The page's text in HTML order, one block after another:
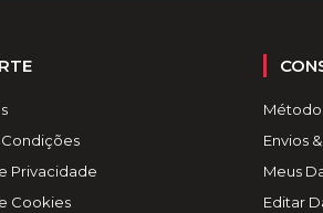
Condições
Privacidade
Cookies
Envios
Meus
Editar